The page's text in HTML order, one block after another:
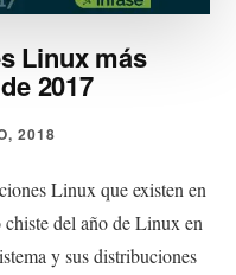
Linux más
2017
2018
Linux que existen en
del año de Linux en
y sus distribuciones